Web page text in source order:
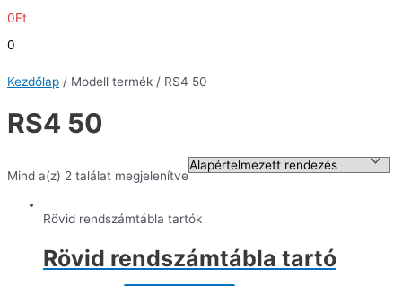
0Ft
0
Kezdőlap / Modell termék / RS4 50
RS4 50
Mind a(z) 2 találat megjelenítve
Rövid rendszámtábla tartók
Rövid rendszámtábla tartó